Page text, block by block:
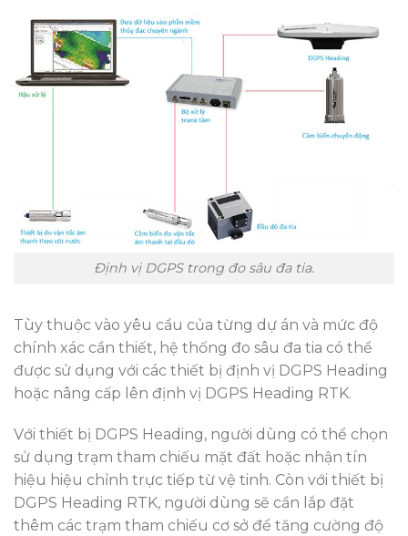
Định vị DGPS trong đo sâu đa tia.
Tùy thuộc vào yêu cầu của từng dự án và mức độ
chính xác cần thiết, hệ thống đo sâu đa tia có thể
được sử dụng với các thiết bị định vị DGPS Heading
hoặc nâng cấp lên định vị DGPS Heading RTK.
Với thiết bị DGPS Heading, người dùng có thể chọn
sử dụng trạm tham chiếu mặt đất hoặc nhận tín
hiệu hiệu chỉnh trực tiếp từ vệ tinh. Còn với thiết bị
DGPS Heading RTK, người dùng sẽ cần lắp đặt
thêm các trạm tham chiếu cơ sở để tăng cường độ